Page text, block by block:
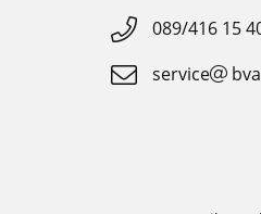
089/416 15
service